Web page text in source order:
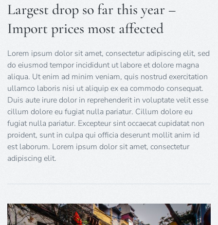
Largest drop so far this year –
Import prices most affected
Lorem ipsum dolor sit amet, consectetur adipiscing elit, sed
do eiusmod tempor incididunt ut labore et dolore magna
aliqua. Ut enim ad minim veniam, quis nostrud exercitation
ullamco laboris nisi ut aliquip ex ea commodo consequat.
Duis aute irure dolor in reprehenderit in voluptate velit esse
cillum dolore eu fugiat nulla pariatur. Cillum dolore eu
fugiat nulla pariatur. Excepteur sint occaecat cupidatat non
proident, sunt in culpa qui officia deserunt mollit anim id
est laborum. Lorem ipsum dolor sit amet, consectetur
adipiscing elit.